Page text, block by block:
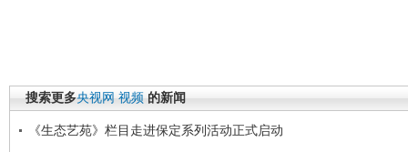
搜索更多央视网 视频 的新闻
《生态艺苑》栏目走进保定系列活动正式启动